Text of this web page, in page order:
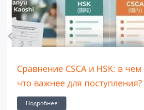
Сравнение CSCA и HSK: в
что важнее для поступления?
Подробнее